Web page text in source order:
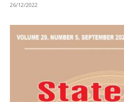
26/12/2022